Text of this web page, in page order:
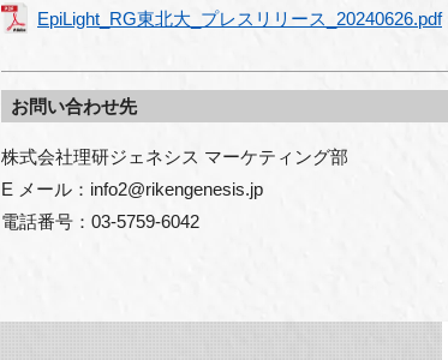
EpiLight_RG東北大_プレスリリース_20240626.pdf
お問い合わせ先
株式会社理研ジェネシス マーケティング部
E メール：info2@rikengenesis.jp
電話番号：03-5759-6042